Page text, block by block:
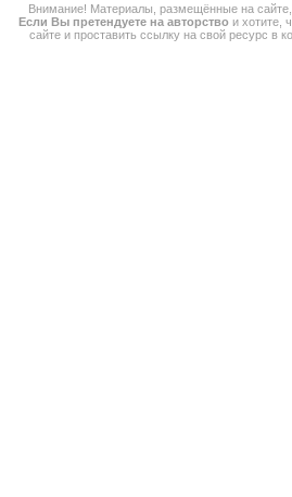
Внимание! Материалы, размещённые на
Если Вы претендуете на авторство и хотите,
сайте и проставить ссылку на свой ресурс в